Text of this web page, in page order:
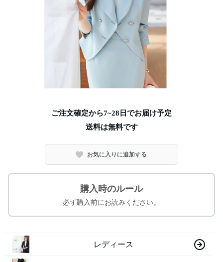
ご注文確定から7~28日でお届け予定
送料は無料です
お気に入りに追加する
購入時のルール
必ず購入前にお読みください。
レディース